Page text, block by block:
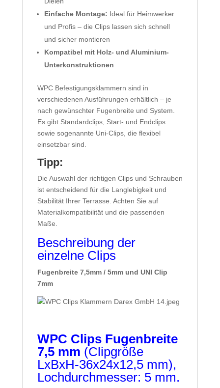
Einfache Montage: Ideal für Heimwerker
und Profis – die Clips lassen sich schnell
und sicher montieren
Kompatibel mit Holz- und Aluminium-
Unterkonstruktionen
WPC Befestigungsklammern sind in
verschiedenen Ausführungen erhältlich – je
nach gewünschter Fugenbreite und System.
Es gibt Standardclips, Start- und Endclips
sowie sogenannte Uni-Clips, die flexibel
einsetzbar sind.
Tipp:
Die Auswahl der richtigen Clips und Schrauben
ist entscheidend für die Langlebigkeit und
Stabilität Ihrer Terrasse. Achten Sie auf
Materialkompatibilität und die passenden
Maße.
Beschreibung der
einzelne Clips
Fugenbreite 7,5mm / 5mm und UNI Clip
7mm
WPC Clips Fugenbreite
7,5 mm (Clipgröße
LxBxH-36x24x12,5 mm),
Lochdurchmesser: 5 mm.